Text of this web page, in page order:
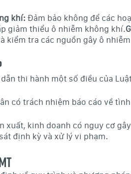
khí:Đảm bảo không để các
giảm thiểu ô nhiễm không khí.
kiểm tra các nguồn gây ô
thi hành một số điều của
có trách nhiệm báo cáo về
xuất, kinh doanh có nguy cơ
định kỳ và xử lý vi phạm.